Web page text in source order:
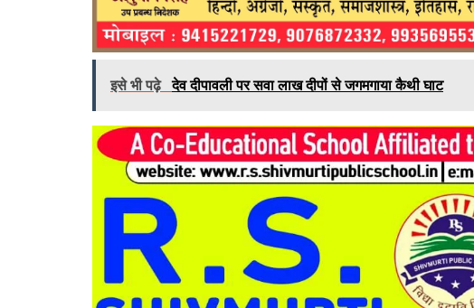
इसे भी पढ़े देव दीपावली पर सवा लाख दीपों से जगमगाया कैथी घाट